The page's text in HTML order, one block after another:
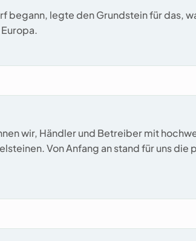
begann, legte den Grundstein für das,
wir, Händler und Betreiber mit
Von Anfang an stand für uns